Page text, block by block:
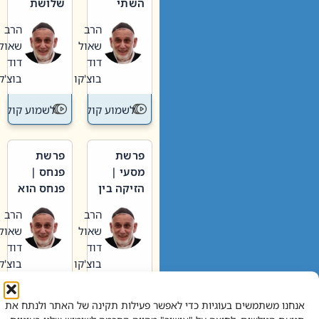
אנחנו משתמשים בעוגיות כדי לאפשר פעילות תקינה של האתר ולנתח את
וערב של
חיינו
הרב
שאול
דוד
בוצ'קו
לשמוע קול תורה – מדרש
האבות
הרב
שאול
דוד
בוצ'קו
לשמוע קול
פרשת
מסעי |
הזיקה בין
הגדול לעם הרב
שאול
דוד
בוצ'קו
לשמוע קול תורה – מדרש
פרשת
פנחס |
פנחס הוא
אליהו: בין
קנאות
הורסת
לקנאות
בונה
הרב
שאול
דוד
בוצ'קו
לשמוע קול